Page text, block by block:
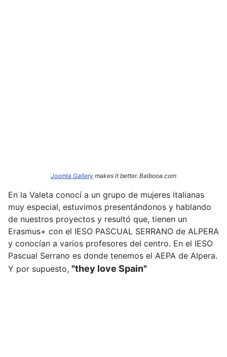
Joomla Gallery makes it better. Balbooa.com
En la Valeta conocí a un grupo de mujeres italianas
muy especial, estuvimos presentándonos y hablando
de nuestros proyectos y resultó que, tienen un
Erasmus+ con el IESO PASCUAL SERRANO de ALPERA
y conocían a varios profesores del centro. En el IESO
Pascual Serrano es donde tenemos el AEPA de Alpera.
Y por supuesto, "they love Spain"